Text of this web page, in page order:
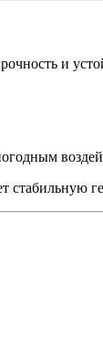
и
стабильную